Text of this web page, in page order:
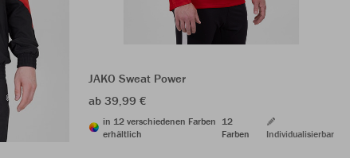
JAKO Sweat Power
ab 39,99 €
in 12 verschiedenen Farben
erhältlich
12
Farben
Individualisierbar